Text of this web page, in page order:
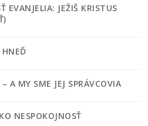
EVANJELIA: JEŽIŠ KRISTUS
A MY SME JEJ SPRÁVCOVIA
NESPOKOJNOSŤ